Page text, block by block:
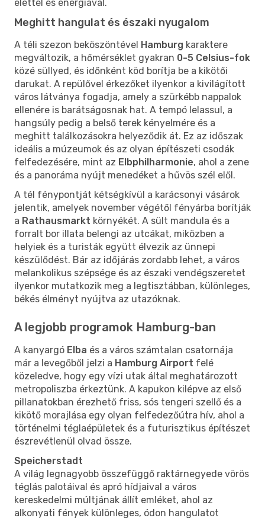
élettel és energiával.
Meghitt hangulat és északi nyugalom
A téli szezon beköszöntével Hamburg karaktere
megváltozik, a hőmérséklet gyakran 0-5 Celsius-fok
közé süllyed, és időnként köd borítja be a kikötői
darukat. A repülővel érkezőket ilyenkor a kivilágított
város látványa fogadja, amely a szürkébb nappalok
ellenére is barátságosnak hat. A tempó lelassul, a
hangsúly pedig a belső terek kényelmére és a
meghitt találkozásokra helyeződik át. Ez az időszak
ideális a múzeumok és az olyan építészeti csodák
felfedezésére, mint az Elbphilharmonie, ahol a zene
és a panoráma nyújt menedéket a hűvös szél elől.
A tél fénypontját kétségkívül a karácsonyi vásárok
jelentik, amelyek november végétől fényárba borítják
a Rathausmarkt környékét. A sült mandula és a
forralt bor illata belengi az utcákat, miközben a
helyiek és a turisták együtt élvezik az ünnepi
készülődést. Bár az időjárás zordabb lehet, a város
melankolikus szépsége és az északi vendégszeretet
ilyenkor mutatkozik meg a legtisztábban, különleges,
békés élményt nyújtva az utazóknak.
A legjobb programok Hamburg-ban
A kanyargó Elba és a város számtalan csatornája
már a levegőből jelzi a Hamburg Airport felé
közeledve, hogy egy vízi utak által meghatározott
metropoliszba érkeztünk. A kapukon kilépve az első
pillanatokban érezhető friss, sós tengeri szellő és a
kikötő morajlása egy olyan felfedezőútra hív, ahol a
történelmi téglaépületek és a futurisztikus építészet
észrevétlenül olvad össze.
Speicherstadt
A világ legnagyobb összefüggő raktárnegyede vörös
téglás palotáival és apró hídjaival a város
kereskedelmi múltjának állít emléket, ahol az
alkonyati fények különleges, ódon hangulatot